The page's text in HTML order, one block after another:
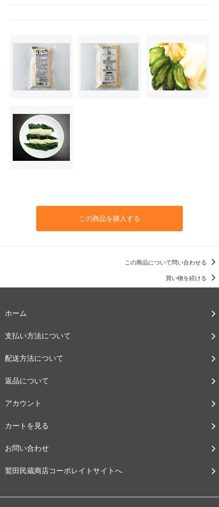
この商品を購入する
この商品について問い合わせる
買い物を続ける
ホーム
支払い方法について
配送方法について
返品について
アカウント
カートを見る
お問い合わせ
鷲田民蔵商店コーポレイトサイトへ